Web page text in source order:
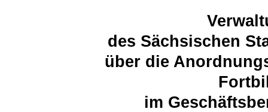
des Sächsischen
über die
im